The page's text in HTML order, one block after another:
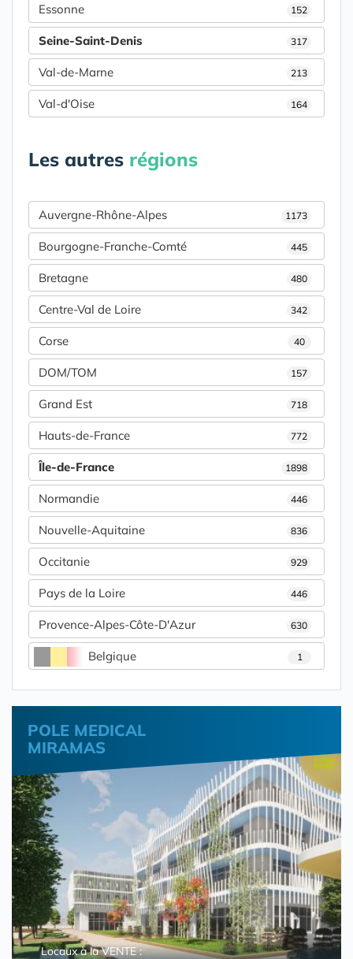
Essonne 152
Seine-Saint-Denis 317
Val-de-Marne 213
Val-d'Oise 164
Les autres régions
Auvergne-Rhône-Alpes 1173
Bourgogne-Franche-Comté 445
Bretagne 480
Centre-Val de Loire 342
Corse 40
DOM/TOM 157
Grand Est 718
Hauts-de-France 772
Île-de-France 1898
Normandie 446
Nouvelle-Aquitaine 836
Occitanie 929
Pays de la Loire 446
Provence-Alpes-Côte-D'Azur 630
Belgique 1
POLE MEDICAL
MIRAMAS
Locaux à la VENTE :